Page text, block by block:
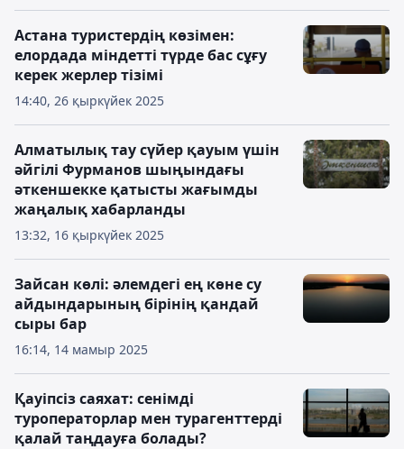
14:40, 26 қыркүйек 2025
Астана туристердің көзімен:
елордада міндетті түрде бас сұғу
керек жерлер тізімі
13:32, 16 қыркүйек 2025
Алматылық тау сүйер қауым үшін
әйгілі Фурманов шыңындағы
әткеншекке қатысты жағымды
жаңалық хабарланды
16:14, 14 мамыр 2025
Зайсан көлі: әлемдегі ең көне су
айдындарының бірінің қандай
сыры бар
Қауіпсіз саяхат: сенімді
туроператорлар мен турагенттерді
қалай таңдауға болады?